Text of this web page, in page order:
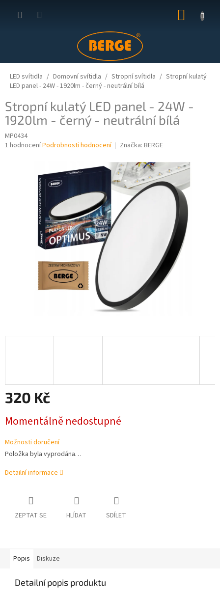
KOŠÍK
LED svítidla Domovní svítidla Stropní svítidla
Stropní kulatý
LED panel - 24W - 1920lm - černý - neutrální bílá
Stropní kulatý LED panel - 24W -
1920lm - černý - neutrální bílá
MP0434
Průměrné
1 hodnoceníPodrobnosti hodnocení Značka: BERGE
320 Kč
cena:
Momentálně nedostupné
Možnosti doručení
Položka byla vyprodána…
Detailní informace
ZEPTAT SE HLÍDAT SDÍLET
Popis Diskuze
Detailní popis produktu